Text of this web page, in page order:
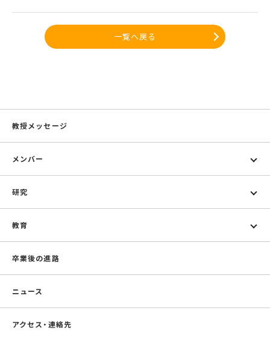
一覧へ戻る
教授メッセージ
メンバー
研究
教育
卒業後の進路
ニュース
アクセス・連絡先